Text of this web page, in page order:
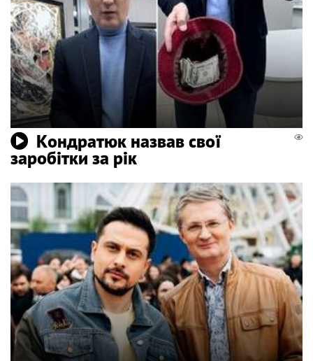
Кондратюк назвав свої
заробітки за рік